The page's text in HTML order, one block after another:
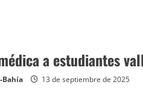
a estudiantes
Bahía 13 de septiembre de 2025